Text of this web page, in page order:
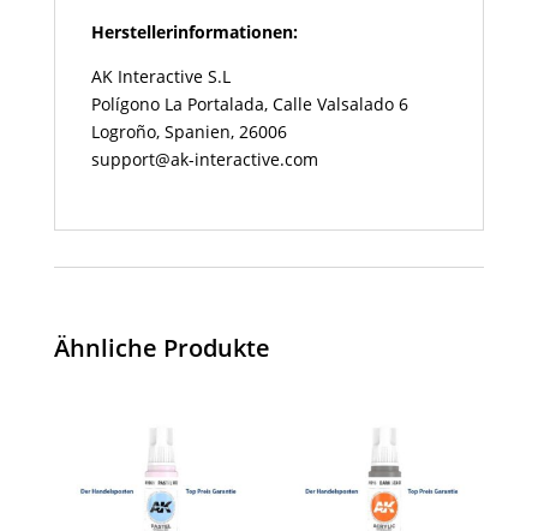
Herstellerinformationen:
AK Interactive S.L
Polígono La Portalada, Calle Valsalado 6
Logroño, Spanien, 26006
support@ak-interactive.com
Ähnliche Produkte